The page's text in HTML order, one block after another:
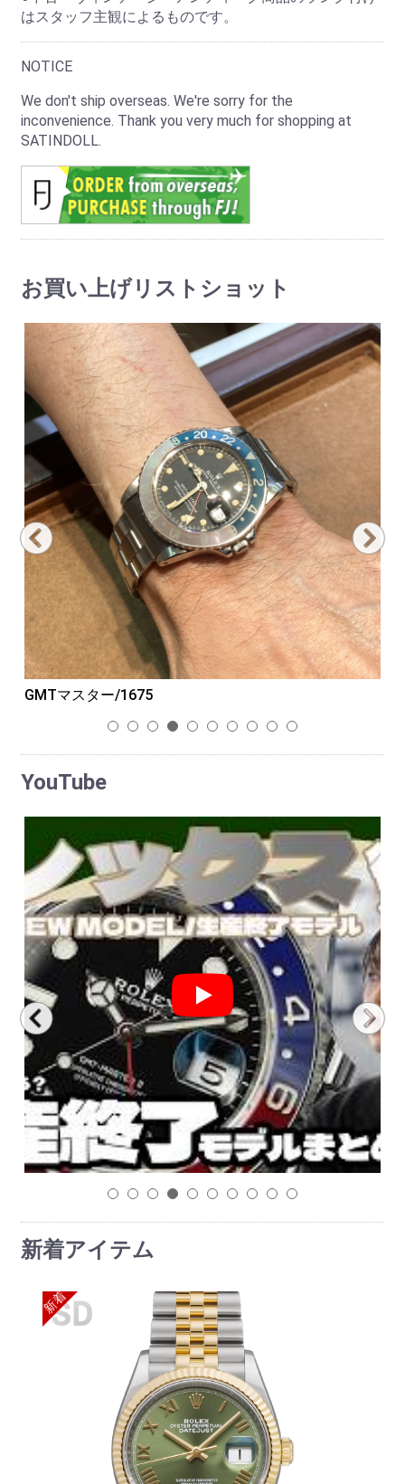
はスタッフ主観によるものです。
NOTICE
We don't ship overseas. We're sorry for the
inconvenience. Thank you very much for shopping at
SATINDOLL.
お買い上げリストショット
GMTマスター/1675
1 2 3 4 5 6 7 8 9 10
YouTube
1 2 3 4 5 6 7 8 9 10
新着アイテム
新着